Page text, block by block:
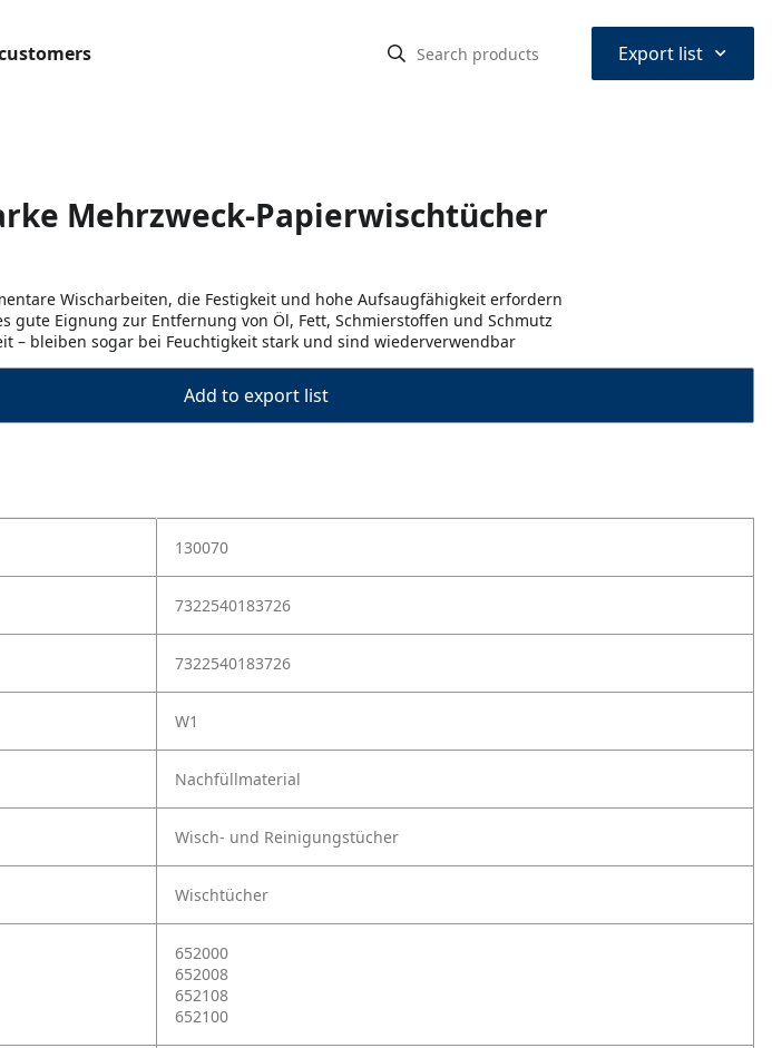
Export list ⌃
Mehrzweck-Papierwischtücher
Wischarbeiten, die Festigkeit und hohe Aufsaugfähigkeit erfordern
gute Eignung zur Entfernung von Öl, Fett, Schmierstoffen und Schmutz
– bleiben sogar bei Feuchtigkeit stark und sind wiederverwendbar
Add to export list
130070
7322540183726
7322540183726
W1
Nachfüllmaterial
Wisch- und Reinigungstücher
Wischtücher
652000
652008
652108
652100